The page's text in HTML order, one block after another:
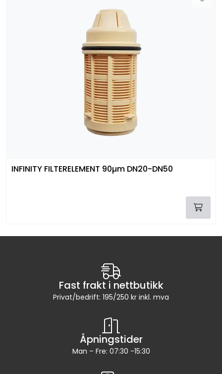
INFINITY FILTERELEMENT 90µm DN20-DN50
Fast frakt i nettbutikk
Privat/bedrift: 195/250 kr inkl. mva
Åpningstider
Man – Fre: 07:30 -15:30